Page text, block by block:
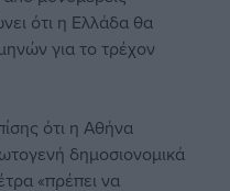
ότι η Ελλάδα θα
για το τρέχον
ότι η Αθήνα
δημοσιονομικά
«πρέπει να